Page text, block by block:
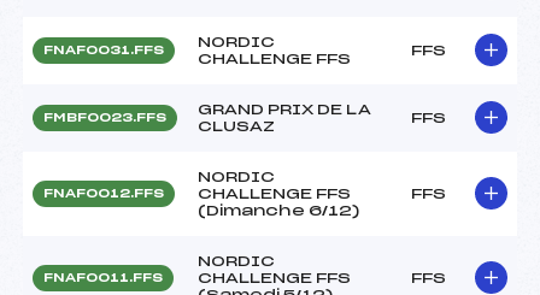
FNAF0031.FFS
NORDIC
CHALLENGE FFS
FFS
FMBF0023.FFS
GRAND PRIX DE LA
CLUSAZ
FFS
FNAF0012.FFS
NORDIC
CHALLENGE FFS
(Dimanche 6/12)
FFS
FNAF0011.FFS
NORDIC
CHALLENGE FFS
FFS